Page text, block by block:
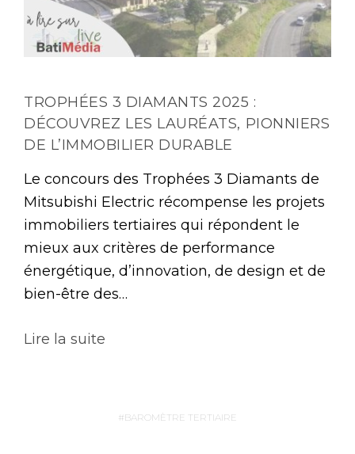
TROPHÉES 3 DIAMANTS 2025 :
DÉCOUVREZ LES LAURÉATS, PIONNIERS
DE L’IMMOBILIER DURABLE
Le concours des Trophées 3 Diamants de
Mitsubishi Electric récompense les projets
immobiliers tertiaires qui répondent le
mieux aux critères de performance
énergétique, d’innovation, de design et de
bien-être des…
Lire la suite
BAROMÈTRE TERTIAIRE